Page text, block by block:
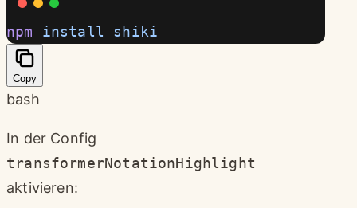
npm install shiki
Copy
bash
In der Config
transformerNotationHighlight
aktivieren: